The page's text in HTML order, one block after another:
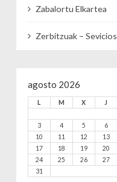
Zabalortu Elkartea
Zerbitzuak – Sevicios
agosto 2026
L M X J
3
4 5 6
10
11 12 13
17
18 19 20
24
25 26 27
31